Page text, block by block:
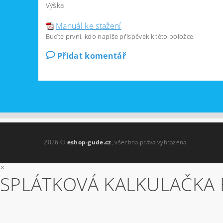
Výška
Manuál ke stažení
Buďte první, kdo napíše příspěvek k této položce.
Přidat komentář
2026 © eshop-gude.cz, všechna práva vyhrazena
×
SPLÁTKOVÁ KALKULAČKA